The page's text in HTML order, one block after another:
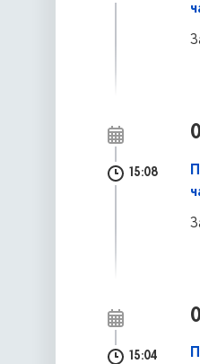
15:08
15:04